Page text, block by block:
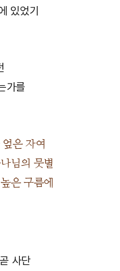
있었기
가를
은 자여
님의 뭇별
은 구름에
사단